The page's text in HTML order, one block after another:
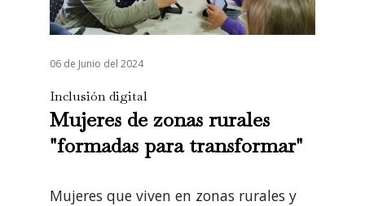
06 de Junio del 2024
Inclusión digital
Mujeres de zonas rurales
"formadas para transformar"
Mujeres que viven en zonas rurales y